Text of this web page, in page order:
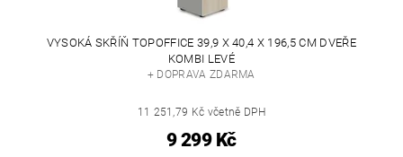
VYSOKÁ SKŘÍŇ TOPOFFICE 39,9 X 40,4 X 196,5 CM DVEŘE
KOMBI LEVÉ
+ DOPRAVA ZDARMA
11 251,79 Kč včetně DPH
9 299 Kč